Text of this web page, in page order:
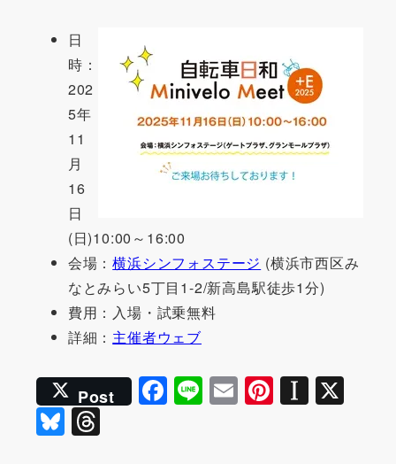
日
時：
202
5年
11
月
16
日
(日)10:00～16:00
会場：横浜シンフォステージ (横浜市西区み
なとみらい5丁目1-2/新高島駅徒歩1分)
費用：入場・試乗無料
詳細： 主催者ウェブ
Post F
a
Li
n
E
m
Pi
nt
In
st
Bl
u
T